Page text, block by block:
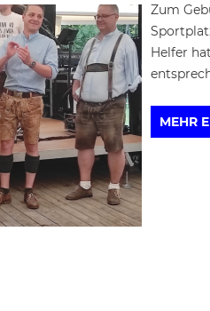
Zum
Helfer
MEHR